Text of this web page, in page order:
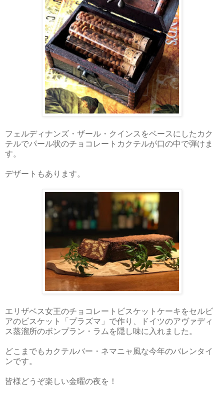
フェルディナンズ・ザール・クインスをベースにしたカク
テルでパール状のチョコレートカクテルが口の中で弾けま
す。
デザートもあります。
エリザベス女王のチョコレートビスケットケーキをセルビ
アのビスケット「プラズマ」で作り、ドイツのアヴァディ
ス蒸溜所のボンプラン・ラムを隠し味に入れました。
どこまでもカクテルバー・ネマニャ風な今年のバレンタイ
ンです。
皆様どうぞ楽しい金曜の夜を！